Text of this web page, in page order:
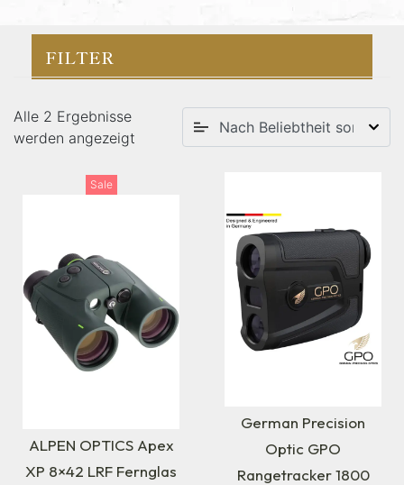
FILTER
Alle 2 Ergebnisse
werden angezeigt
Sale
ALPEN OPTICS Apex
XP 8×42 LRF Fernglas
German Precision
Optic GPO
Rangetracker 1800